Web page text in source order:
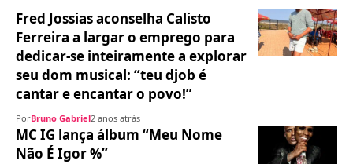
Fred Jossias aconselha Calisto
Ferreira a largar o emprego para
dedicar-se inteiramente a explorar
seu dom musical: “teu djob é
cantar e encantar o povo!”
PorBruno Gabriel2 anos atrás
MC IG lança álbum “Meu Nome
Não É Igor %”